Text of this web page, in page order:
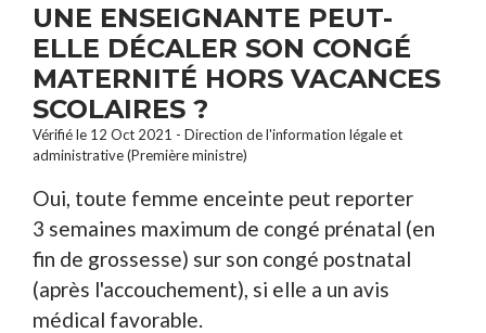
UNE ENSEIGNANTE PEUT-
ELLE DÉCALER SON CONGÉ
MATERNITÉ HORS VACANCES
SCOLAIRES ?
Vérifié le 12 Oct 2021 - Direction de l'information légale et
administrative (Première ministre)
Oui, toute femme enceinte peut reporter
3 semaines maximum de congé prénatal (en
fin de grossesse) sur son congé postnatal
(après l'accouchement), si elle a un avis
médical favorable.